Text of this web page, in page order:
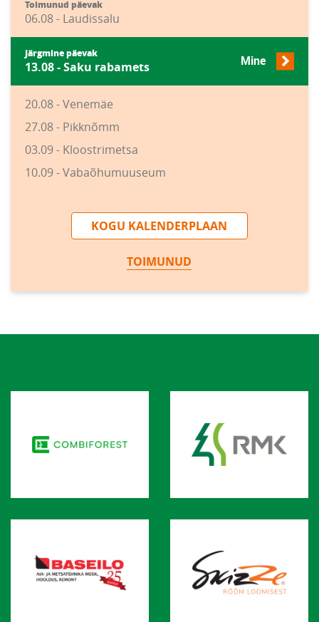
Toimunud päevak
06.08 - Laudissalu
Järgmine päevak
13.08 - Saku rabamets Mine
20.08 - Venemäe
27.08 - Pikknõmm
03.09 - Kloostrimetsa
10.09 - Vabaõhumuuseum
KOGU KALENDERPLAAN
TOIMUNUD